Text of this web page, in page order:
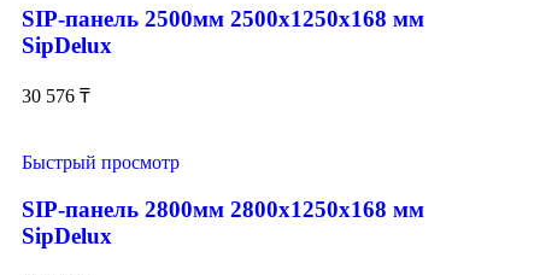
SIP-панель 2500мм 2500x1250x168 мм
SipDelux
30 576 ₸
Быстрый просмотр
SIP-панель 2800мм 2800x1250x168 мм
SipDelux